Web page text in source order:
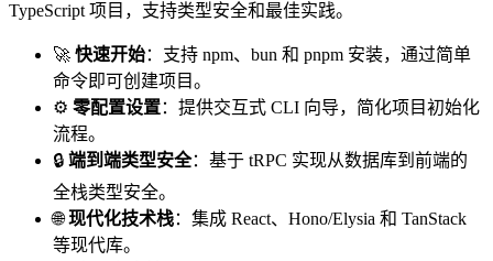
TypeScript 项目，支持类型安全和最佳实践。
🚀 快速开始：支持 npm、bun 和 pnpm 安装，通过简单
命令即可创建项目。
⚙️ 零配置设置：提供交互式 CLI 向导，简化项目初始化
流程。
🔒 端到端类型安全：基于 tRPC 实现从数据库到前端的
全栈类型安全。
🌐现代化技术栈：集成 React、Hono/Elysia 和 TanStack
等现代库。